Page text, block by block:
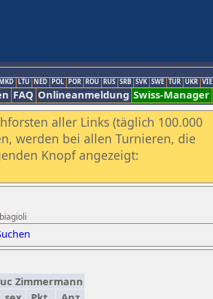
LTU NED POL POR ROU RUS SRB SVK SWE TUR UKR VIE
FAQ Onlineanmeldung Swiss-Manager
aller Links (täglich 100.000
werden bei allen Turnieren, die
Knopf angezeigt:
Zimmermann